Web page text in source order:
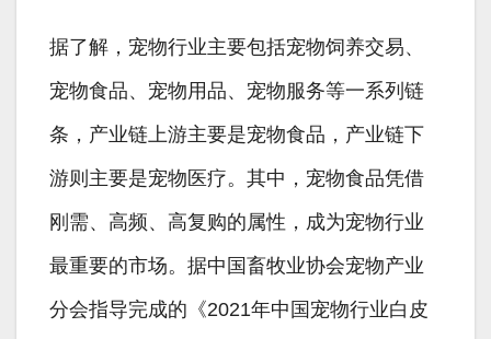
据了解，宠物行业主要包括宠物饲养交易、
宠物食品、宠物用品、宠物服务等一系列链
条，产业链上游主要是宠物食品，产业链下
游则主要是宠物医疗。其中，宠物食品凭借
刚需、高频、高复购的属性，成为宠物行业
最重要的市场。据中国畜牧业协会宠物产业
分会指导完成的《2021年中国宠物行业白皮